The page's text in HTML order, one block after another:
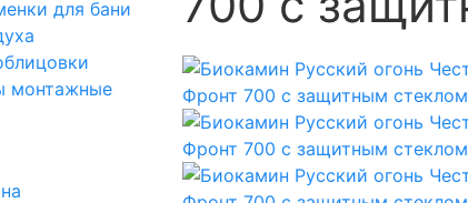
для бани
монтажные